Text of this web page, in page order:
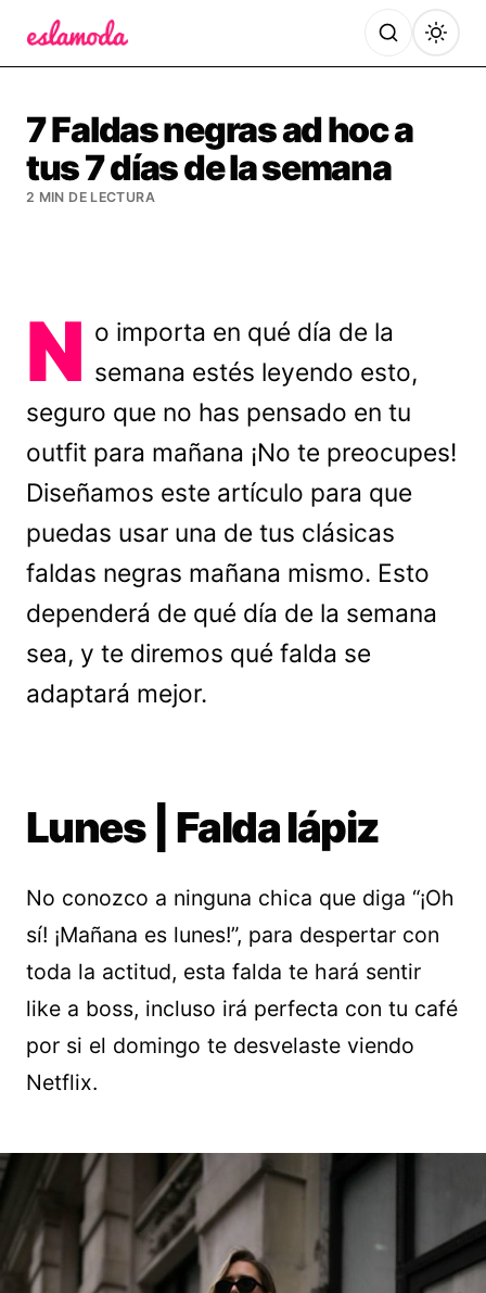
7 Faldas negras ad hoc a
tus 7 días de la semana
2 MIN DE LECTURA
N o importa en qué día de la
semana estés leyendo esto,
seguro que no has pensado en tu
outfit para mañana ¡No te preocupes!
Diseñamos este artículo para que
puedas usar una de tus clásicas
faldas negras mañana mismo. Esto
dependerá de qué día de la semana
sea, y te diremos qué falda se
adaptará mejor.
Lunes | Falda lápiz
No conozco a ninguna chica que diga “¡Oh
sí! ¡Mañana es lunes!”, para despertar con
toda la actitud, esta falda te hará sentir
like a boss, incluso irá perfecta con tu café
por si el domingo te desvelaste viendo
Netflix.